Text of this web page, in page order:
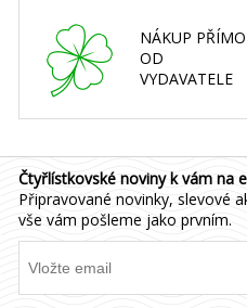
NÁKUP PŘÍMO
OD
VYDAVATELE
Čtyřlístkovské noviny k vám na
Připravované novinky, slevové
vše vám pošleme jako prvním.